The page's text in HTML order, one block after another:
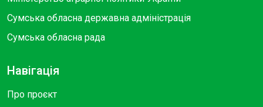
Сумська обласна державна адміністрація
Сумська обласна рада
Навігація
Про проєкт